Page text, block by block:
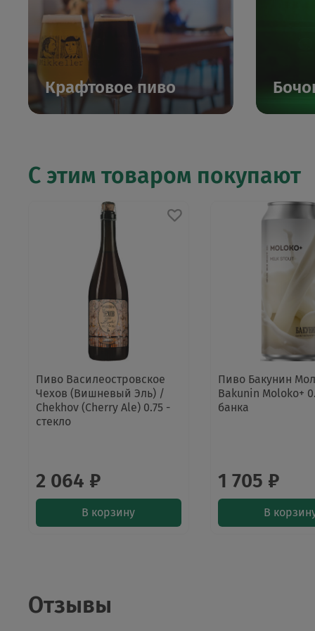
Крафтовое пиво
С этим товаром покупают
Пиво Василеостровское
Чехов (Вишневый Эль) /
Chekhov (Cherry Ale) 0.75 -
стекло
2 064 ₽
В корзину
Пиво Бакунин
Bakunin Moloko+
банка
1 705 ₽
В
Отзывы